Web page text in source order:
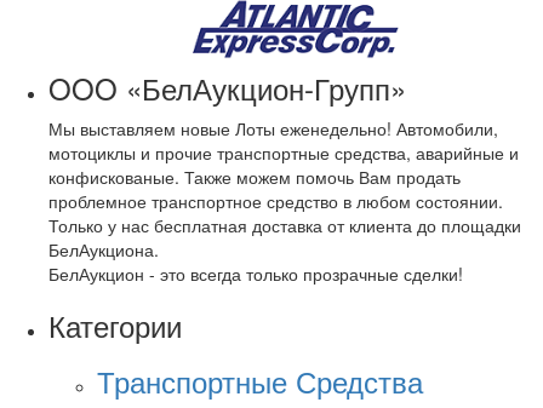
OOO «БелАукцион-Групп»
Мы выставляем новые Лоты еженедельно! Автомобили,
мотоциклы и прочие транспортные средства, аварийные и
конфискованые. Также можем помочь Вам продать
проблемное транспортное средство в любом состоянии.
Только у нас бесплатная доставка от клиента до площадки
БелАукциона.
БелАукцион - это всегда только прозрачные сделки!
Категории
Транспортные Средства